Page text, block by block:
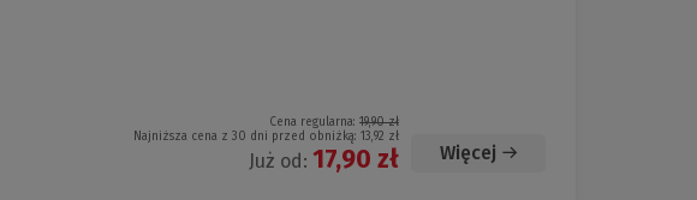
Cena regularna: 19,90 zł
Najniższa cena z 30 dni przed obniżką: 13,92 zł
Już od: 17,90 zł Więcej